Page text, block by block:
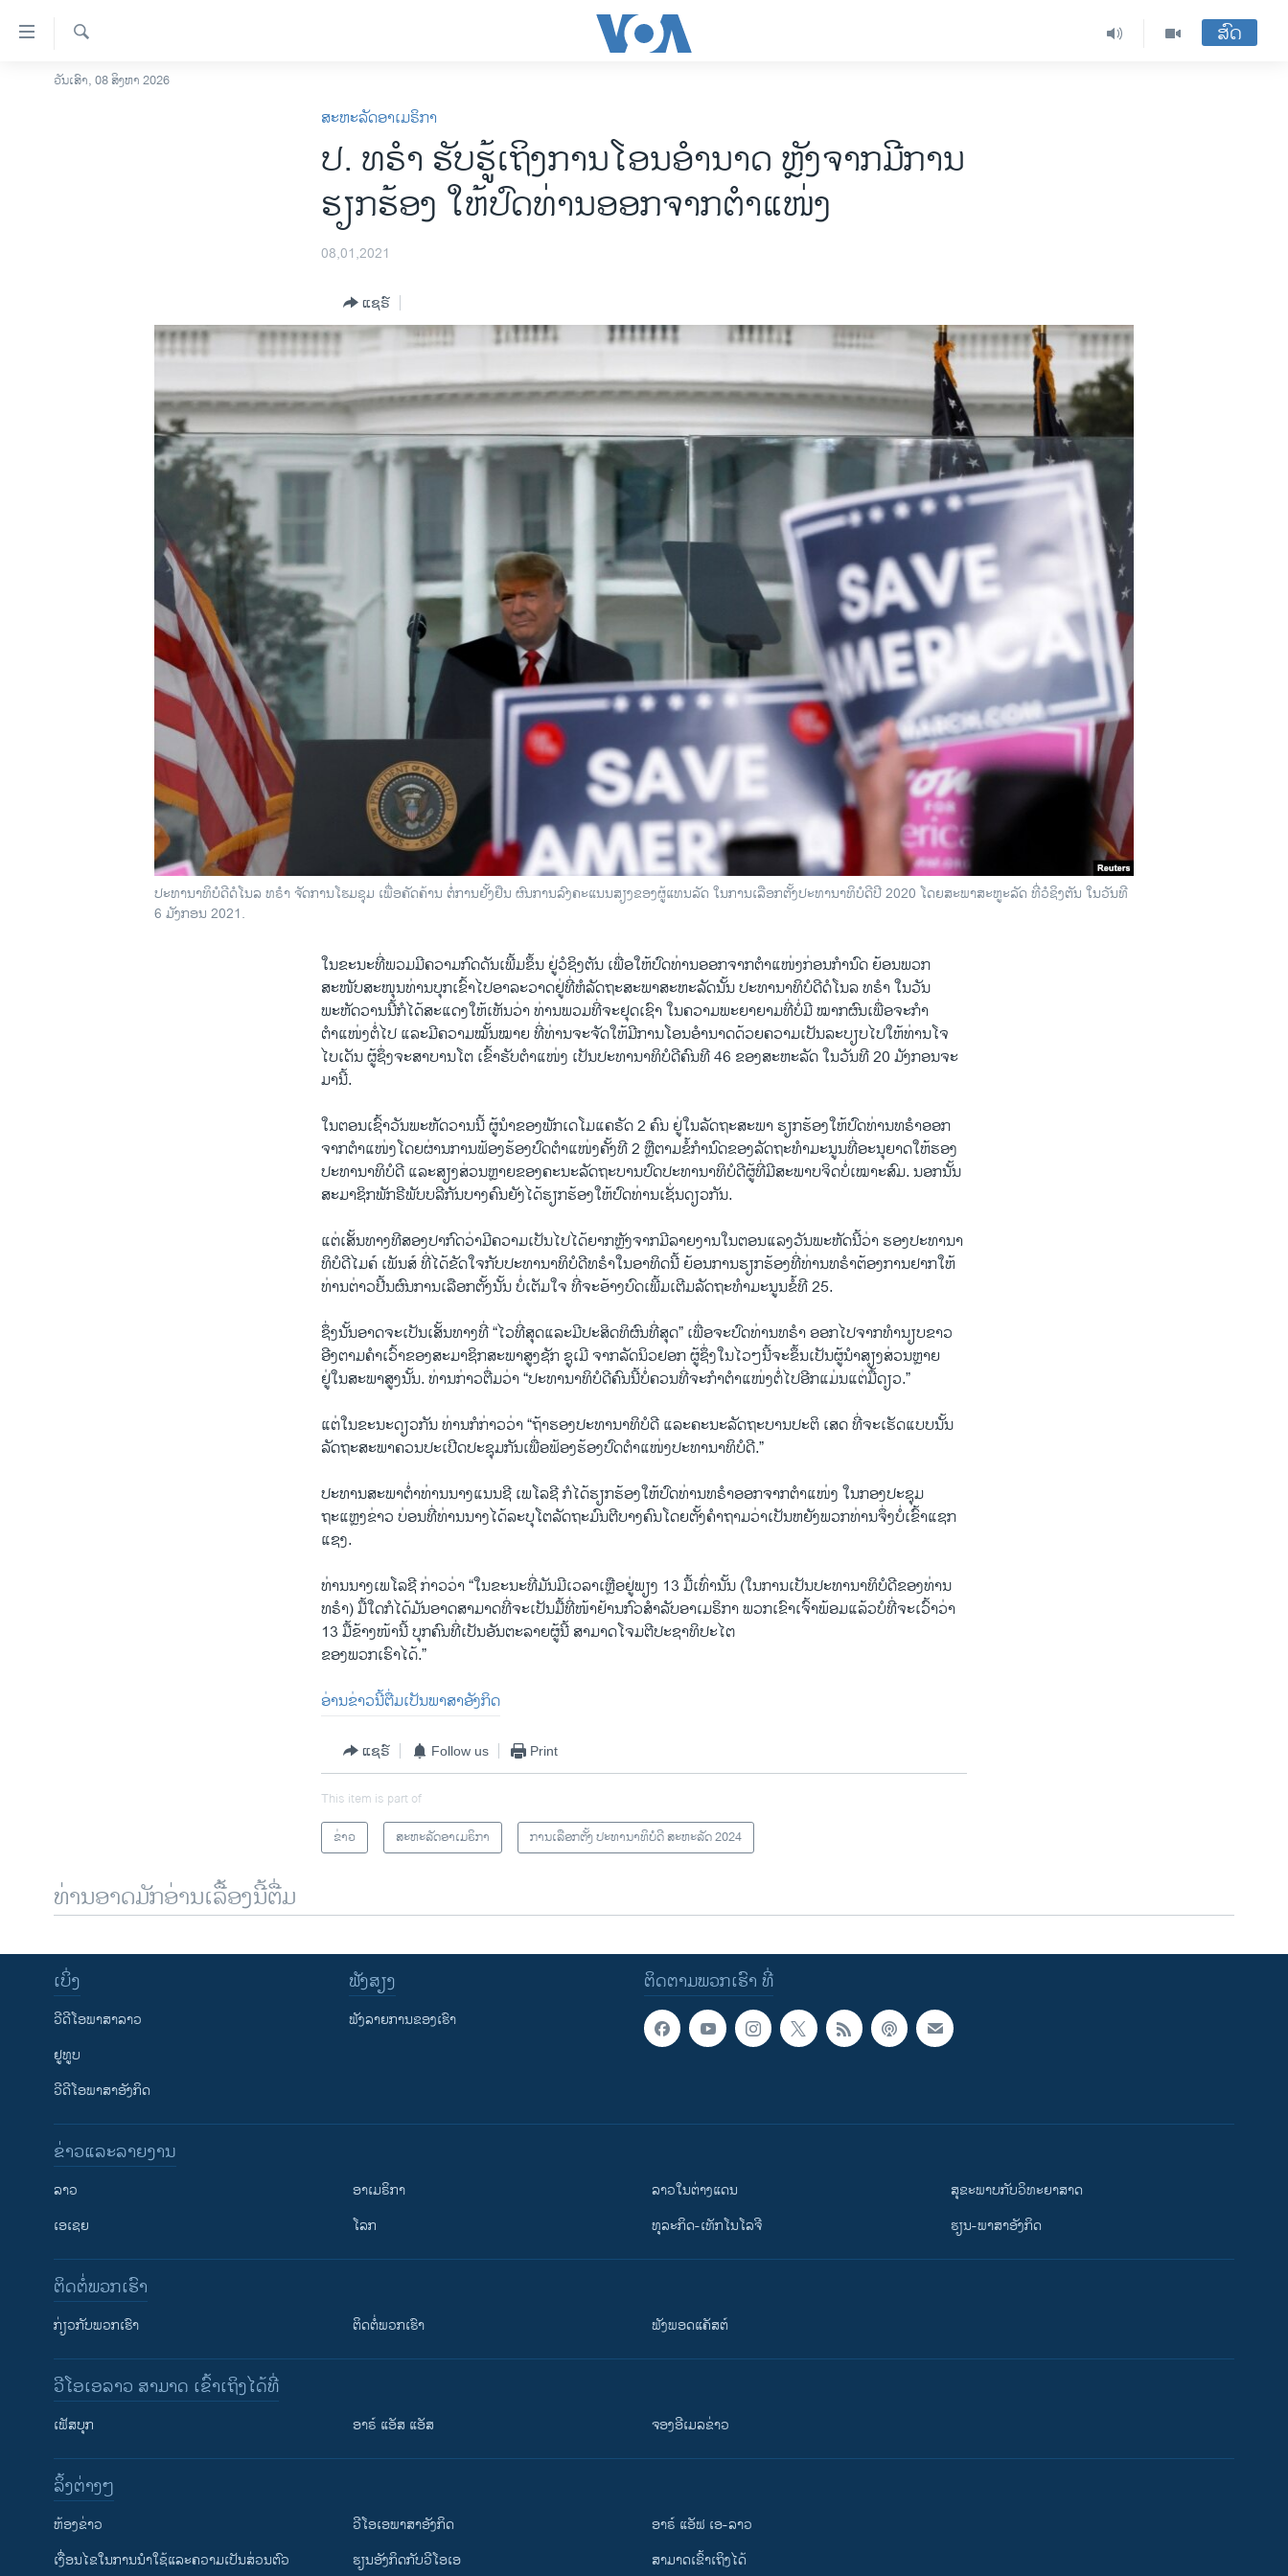
ລິ້ງ
ສຳຫລັບ
ໂຮມເພຈ
ອິດສະຫຼະພາບດ້ານການຂ່າວ
ວິທະຍາສາດ-ເທັກໂນໂລຈີ
ຕິດຕາມພວກເຮົາ ທີ່
ຄົ້ນຫາ
ສົດ
ວັນເສົາ, 08 ສິງຫາ 2026
ສະຫະລັດອາເມຣິກາ
ປ. ທຣຳ ຮັບຮູ້ເຖິງການໂອນອຳນາດ ຫຼັງຈາກມີການ
ຮຽກຮ້ອງ ໃຫ້ປົດທ່ານອອກຈາກຕຳແໜ່ງ
08,01,2021
ແຊຣ໌
ປະທານາທິບໍດີດໍໂນລ ທຣຳ ຈັດການໂຮມຊຸມ ເພື່ອຄັດຄ້ານ ຕໍ່ການຢັ້ງຢືນ ຜົນການລົງຄະແນນສຽງຂອງຜູ້ແທນລັດ ໃນການເລືອກຕັ້ງປະທານາທິບໍດີປີ 2020 ໂດຍສະພາສະຫູະລັດ ທີ່ວໍຊິງຕັນ ໃນວັນທີ
6 ມັງກອນ 2021.
ໃນຂະນະທີ່ພວມມີຄວາມກົດດັນເພີ້ມຂຶ້ນ ຢູ່ວໍຊິງຕັນ ເພື່ອໃຫ້ປົດທ່ານອອກຈາກຕຳແໜ່ງກ່ອນກຳນົດ ຍ້ອນພວກ
ສະໜັບສະໜຸນທ່ານບຸກເຂົ້າໄປອາລະວາດຢູ່ທີ່ຫໍລັດຖະສະພາສະຫະລັດນັ້ນ ປະທານາທິບໍດີດໍໂນລ ທຣຳ ໃນວັນ
ພະຫັດວານນີ້ກໍໄດ້ສະແດງໃຫ້ເຫັນວ່າ ທ່ານພວມທີ່ຈະຢຸດເຊົາ ໃນຄວາມພະຍາຍາມທີ່ບໍ່ມີ ໝາກຜົນເພື່ອຈະກຳ
ຕຳແໜ່ງຕໍ່ໄປ ແລະມີຄວາມໝັ້ນໝາຍ ທີ່ທ່ານຈະຈັດໃຫ້ມີການໂອນອຳນາດດ້ວຍຄວາມເປັນລະບຽບໄປໃຫ້ທ່ານໂຈ
ໄບເດັນ ຜູ້ຊຶ່ງຈະສາບານໂຕ ເຂົ້າຮັບຕຳແໜ່ງ ເປັນປະທານາທິບໍດີຄົນທີ 46 ຂອງສະຫະລັດ ໃນວັນທີ 20 ມັງກອນຈະ
ມານີ້.
ໃນຕອນເຊົ້າວັນພະຫັດວານນີ້ ຜູ້ນຳຂອງພັກເດໂມແຄຣັດ 2 ຄົນ ຢູ່ໃນລັດຖະສະພາ ຮຽກຮ້ອງໃຫ້ປົດທ່ານທຣຳອອກ
ຈາກຕຳແໜ່ງໂດຍຜ່ານການຟ້ອງຮ້ອງປົດຕຳແໜ່ງຄັ້ງທີ 2 ຫຼືຕາມຂໍ້ກຳນົດຂອງລັດຖະທຳມະນູນທີ່ອະນຸຍາດໃຫ້ຮອງ
ປະທານາທິບໍດີ ແລະສຽງສ່ວນຫຼາຍຂອງຄະນະລັດຖະບານປົດປະທານາທິບໍດີຜູ້ທີ່ມີສະພາບຈິດບໍ່ເໝາະສົມ. ນອກນັ້ນ
ສະມາຊິກພັກຣີພັບບລີກັນບາງຄົນຍັງໄດ້ຮຽກຮ້ອງໃຫ້ປົດທ່ານເຊັ່ນດຽວກັນ.
ແຕ່ເສັ້ນທາງທີສອງປາກົດວ່າມີຄວາມເປັນໄປໄດ້ຍາກຫຼັງຈາກມີລາຍງານໃນຕອນແລງວັນພະຫັດນີ້ວ່າ ຮອງປະທານາ
ທິບໍດີໄມຄ໌ ເພັນສ໌ ທີ່ໄດ້ຂັດໃຈກັບປະທານາທິບໍດີທຣຳໃນອາທິດນີ້ ຍ້ອນການຮຽກຮ້ອງທີ່ທ່ານທຣຳຕ້ອງການຢາກໃຫ້
ທ່ານຕ່າວປີ້ນຜົນການເລືອກຕັ້ງນັ້ນ ບໍ່ເຕັມໃຈ ທີ່ຈະອ້າງບົດເພີ້ມເຕີມລັດຖະທຳມະນູນຂໍ້ທີ 25.
ຊຶ່ງນັ້ນອາດຈະເປັນເສັ້ນທາງທີ່ “ໄວທີ່ສຸດແລະມີປະສິດທິຜົນທີ່ສຸດ” ເພື່ອຈະປົດທ່ານທຣຳ ອອກໄປຈາກທຳນຽບຂາວ
ອີງຕາມຄຳເວົ້າຂອງສະມາຊິກສະພາສູງຊັກ ຊູເມີ ຈາກລັດນິວຢອກ ຜູ້ຊຶ່ງໃນໄວໆນີ້ຈະຂຶ້ນເປັນຜູ້ນຳສຽງສ່ວນຫຼາຍ
ຢູ່ໃນສະພາສູງນັ້ນ. ທ່ານກ່າວຕື່ມວ່າ “ປະທານາທິບໍດີຄົນນີ້ບໍ່ຄວນທີ່ຈະກຳຕຳແໜ່ງຕໍ່ໄປອີກແມ່ນແຕ່ມື້ດຽວ.”
ແຕ່ໃນຂະນະດຽວກັນ ທ່ານກໍກ່າວວ່າ “ຖ້າຮອງປະທານາທິບໍດີ ແລະຄະນະລັດຖະບານປະຕິ ເສດ ທີ່ຈະເຮັດແບບນັ້ນ
ລັດຖະສະພາຄວນປະເປີດປະຊຸມກັນເພື່ອຟ້ອງຮ້ອງປົດຕຳແໜ່ງປະທານາທິບໍດີ.”
ປະທານສະພາຕ່ຳທ່ານນາງແນນຊີ ເພໂລຊີ ກໍໄດ້ຮຽກຮ້ອງໃຫ້ປົດທ່ານທຣຳອອກຈາກຕຳແໜ່ງ ໃນກອງປະຊຸມ
ຖະແຫຼງຂ່າວ ບ່ອນທີ່ທ່ານນາງໄດ້ລະບຸໂຕລັດຖະມົນຕີບາງຄົນໂດຍຕັ້ງຄຳຖາມວ່າເປັນຫຍັງພວກທ່ານຈຶ່ງບໍ່ເຂົ້າແຊກ
ແຊງ.
ທ່ານນາງເພໂລຊີ ກ່າວວ່າ “ໃນຂະນະທີ່ມັນມີເວລາເຫຼືອຢູ່ພຽງ 13 ມື້ເທົ່ານັ້ນ (ໃນການເປັນປະທານາທິບໍດີຂອງທ່ານ
ທຣໍາ) ມື້ໃດກໍໄດ້ມັນອາດສາມາດທີ່ຈະເປັນມື້ທີ່ໜ້າຢ້ານກົວສຳລັບອາເມຣິກາ ພວກເຂົາເຈົ້າພ້ອມແລ້ວບໍທີ່ຈະເວົ້າວ່າ
13 ມື້ຂ້າງໜ້ານີ້ ບຸກຄົນທີ່ເປັນອັນຕະລາຍຜູ້ນີ້ ສາມາດໂຈມຕີປະຊາທິປະໄຕ
ຂອງພວກເຮົາໄດ້.”
ອ່ານຂ່າວນີ້ຕື່ມເປັນພາສາອັງກິດ
ແຊຣ໌ Follow us Print
This item is part of
ຂ່າວ
ສະຫະລັດອາເມຣິກາ ການເລືອກຕັ້ງ ປະທານາທິບໍດີ ສະຫະລັດ 2024
ທ່ານອາດມັກອ່ານເລື້ອງນີ້ຕື່ມ
ຕິດຕາມພວກເຮົາ ທີ່
ເບິ່ງ
ວີດີໂອພາສາລາວ
ຢູທູບ
ວີດີໂອພາສາອັງກິດ
ຟັງສຽງ
ຟັງລາຍການຂອງເຮົາ
ຂ່າວແລະລາຍງານ
ລາວ
ເອເຊຍ
ອາເມຣິກາ
ໂລກ
ລາວໃນຕ່າງແດນ
ທຸລະກິດ-ເທັກໂນໂລຈີ
ສຸຂະພາບກັບວິທະຍາສາດ
ຮຽນ-ພາສາອັງກິດ
ຕິດຕໍ່ພວກເຮົາ
ກ່ຽວກັບພວກເຮົາ ຕິດຕໍ່ພວກເຮົາ ຟັງພອດແຄັສຕ໌
ວີໂອເອລາວ ສາມາດ ເຂົ້າເຖິງໄດ້ທີ່
ເຟັສບຸກ ອາຣ໌ ແອັສ ແອັສ ຈອງອີເມລຂ່າວ
​ລິ້ງ​ຕ່າງໆ
​ຫ້ອງ​ຂ່າວ
​ເງື່ອນ​ໄຂ​ໃນ​ການ​ນຳ​ໃຊ້​ແລະຄວາມ​ເປັນ​ສ່​ວນ​ຕົວ
ວີ​ໂອ​ເອ​ພາ​ສາ​ອັງ​ກິດ
​ຮຽນ​ອັງ​ກິດ​ກັບ​ວີ​ໂອ​ເອ
ອາຣ໌ ແອັຟ ເອ-ລາວ
ສາມາດເຂົ້າເຖິງໄດ້